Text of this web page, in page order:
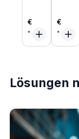
€ €
Lösungen